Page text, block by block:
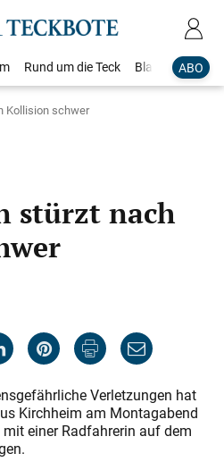
ABO
Rund um die Teck Blaulicht
Kollision schwer
stürzt nach
Verletzungen hat
Kirchheim am Montagabend
einer Radfahrerin auf dem